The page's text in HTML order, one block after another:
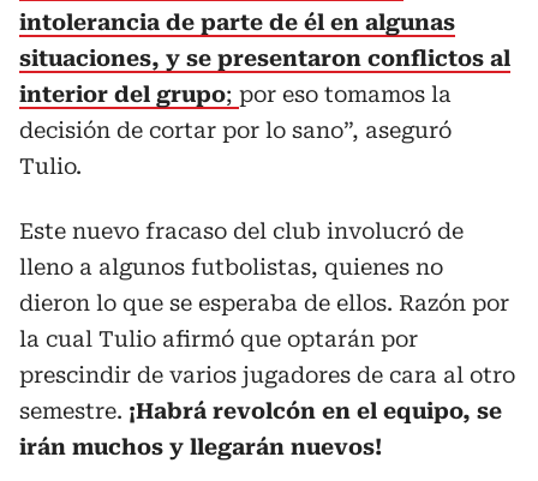
intolerancia de parte de él en algunas
situaciones, y se presentaron conflictos al
interior del grupo; por eso tomamos la
decisión de cortar por lo sano”, aseguró
Tulio.
Este nuevo fracaso del club involucró de
lleno a algunos futbolistas, quienes no
dieron lo que se esperaba de ellos. Razón por
la cual Tulio afirmó que optarán por
prescindir de varios jugadores de cara al otro
semestre. ¡Habrá revolcón en el equipo, se
irán muchos y llegarán nuevos!